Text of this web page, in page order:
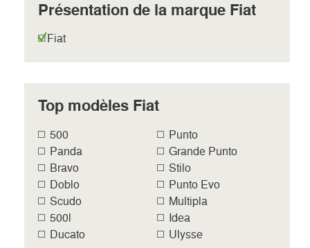
Présentation de la marque Fiat
Fiat
Top modèles Fiat
500
Punto
Panda
Grande Punto
Bravo
Stilo
Doblo
Punto Evo
Scudo
Multipla
500l
Idea
Ducato
Ulysse